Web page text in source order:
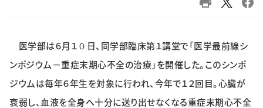
スポーツ
医学部は６月１０日、同学部臨床第１講堂で「医学最前線シ
ンポジウム－重症末期心不全の治療」を開催した。このシンポ
ジウムは毎年６年生を対象に行われ、今年で１２回目。心臓が
衰弱し、血液を全身へ十分に送り出せなくなる重症末期心不全